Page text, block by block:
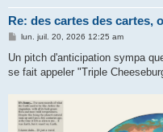
Re: des cartes des cartes,
M
s
a
lun. juil. 20, 2026 12:25 am
Un pitch d'anticipation sympa
se fait appeler "Triple